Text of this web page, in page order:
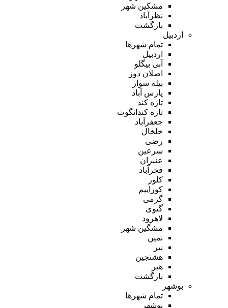
مشکین شهر
نظرآباد
بازگشت
اردبیل
تمام شهر‌ها
اردبیل
آبی بیگلو
اصلان دوز
بیله سوار
پارس آباد
تازه کند
تازه کندانگوت
جعفرآباد
خلخال
رضی
سرعین
عنبران
فخرآباد
کلور
کوراییم
گرمی
گیوی
لاهرود
مشگین شهر
نمین
نیر
هشتجین
هیر
بازگشت
بوشهر
تمام شهر‌ها
بوشهر